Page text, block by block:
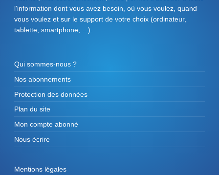
l'information dont vous avez besoin, où vous voulez, quand
vous voulez et sur le support de votre choix (ordinateur,
tablette, smartphone, ...).
Qui sommes-nous ?
Nos abonnements
Protection des données
Plan du site
Mon compte abonné
Nous écrire
Mentions légales